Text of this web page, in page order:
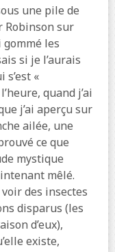
une pile de
Robinson sur
les
si je l’aurais
s’est «
quand j’ai
j’ai aperçu sur
ailée, une
ce que
mystique
mêlé.
des insectes
disparus (les
d’eux),
existe,